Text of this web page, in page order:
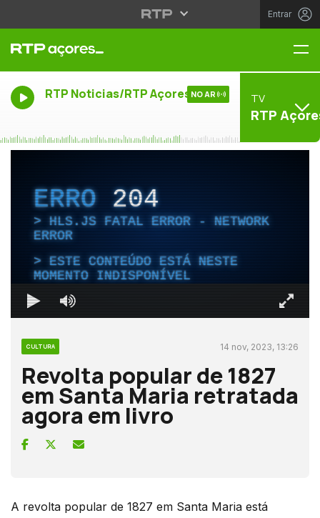
Entrar
RTP Noticias/RTP Açores NO AR TV
RTP
ERRO204
HLS.JS FATAL ERROR - NETWORK
ERROR
ESTE CONTEÚDO ESTÁ NESTE
MOMENTO INDISPONÍVEL
CULTURA 14 nov, 2023, 13:26
Revolta popular de 1827
em Santa Maria retratada
agora em livro
A revolta popular de 1827 em Santa Maria está